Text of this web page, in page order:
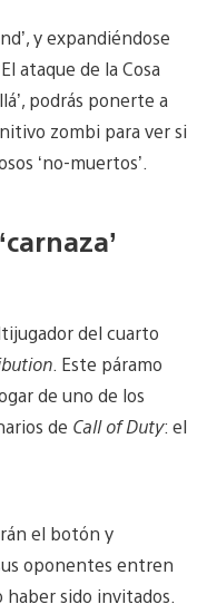
y expandiéndose
ataque de la Cosa
podrás ponerte a
zombi para ver si
‘no-muertos’.
del cuarto
. Este páramo
de uno de los
de Call of Duty: el
el botón y
oponentes entren
haber sido invitados.